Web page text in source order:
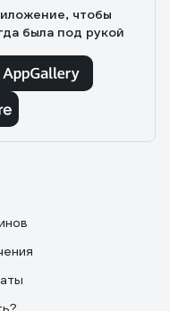
чтобы
была под рукой